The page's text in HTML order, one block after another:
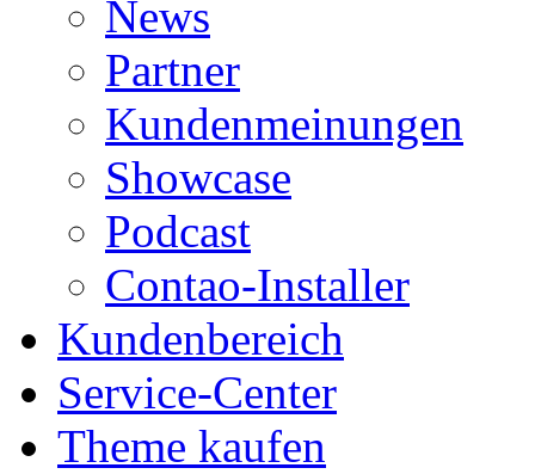
News
Partner
Kundenmeinungen
Showcase
Podcast
Contao-Installer
Kundenbereich
Service-Center
Theme kaufen